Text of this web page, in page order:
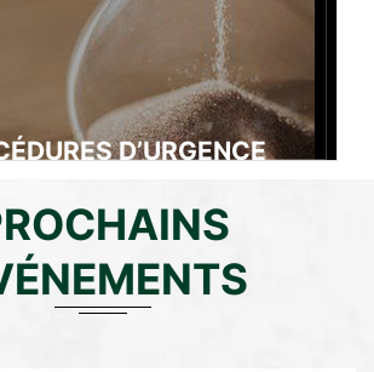
Lire la suite →
D’URGENCE